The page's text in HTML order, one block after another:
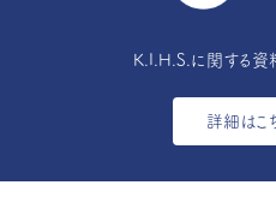
K.I.H.S.に関する資
詳細はこ